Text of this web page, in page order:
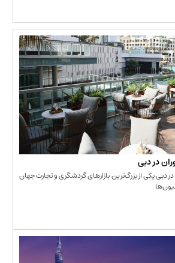
بازارهای گردشگری و تجارت جهان